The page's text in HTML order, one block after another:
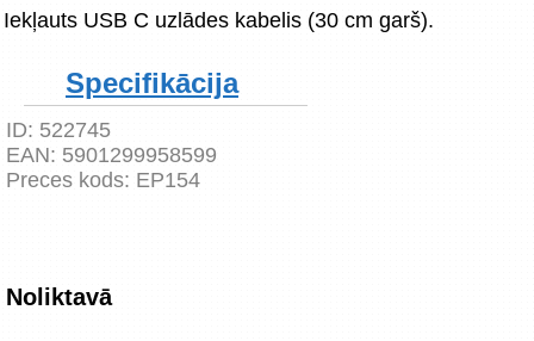
Iekļauts USB C uzlādes kabelis (30 cm garš).
Specifikācija
ID: 522745
EAN: 5901299958599
Preces kods: EP154
Noliktavā